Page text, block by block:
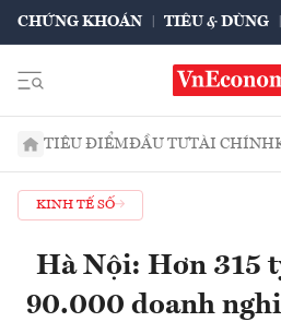
CHỨNG KHOÁN TIÊU & DÙNG
TIÊU ĐIỂMĐẦU TƯTÀI CHÍNH
KINH TẾ SỐ
Hà Nội: Hơn 315
90.000 doanh